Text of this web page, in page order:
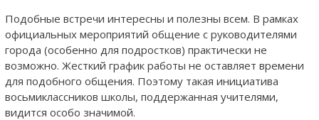
Подобные встречи интересны и полезны всем. В рамках
официальных мероприятий общение с руководителями
города (особенно для подростков) практически не
возможно. Жесткий график работы не оставляет времени
для подобного общения. Поэтому такая инициатива
восьмиклассников школы, поддержанная учителями,
видится особо значимой.